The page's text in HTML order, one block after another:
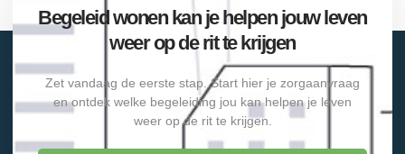
Begeleid wonen kan je helpen jouw leven
weer op de rit te krijgen
Zet vandaag de eerste stap. Start hier je zorgaanvraag
en ontdek welke begeleiding jou kan helpen je leven
weer op de rit te krijgen.